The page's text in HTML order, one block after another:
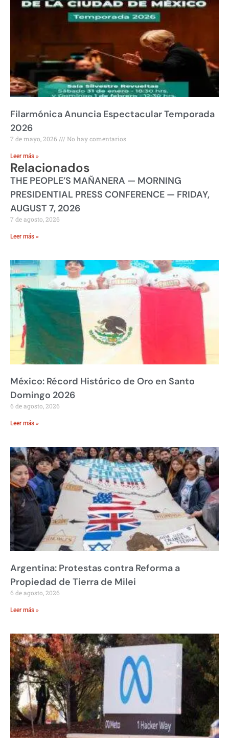
Filarmónica Anuncia Espectacular Temporada
2026
7 de mayo, 2026 No hay comentarios
Leer más »
Relacionados
THE PEOPLE’S MAÑANERA — MORNING
PRESIDENTIAL PRESS CONFERENCE — FRIDAY,
AUGUST 7, 2026
7 de agosto, 2026
Leer más »
México: Récord Histórico de Oro en Santo
Domingo 2026
6 de agosto, 2026
Leer más »
Argentina: Protestas contra Reforma a
Propiedad de Tierra de Milei
6 de agosto, 2026
Leer más »